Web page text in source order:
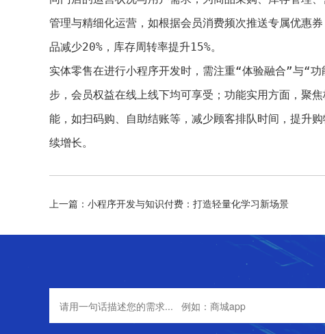
管理与精细化运营，如根据会员消费频次推送专属优惠
品减少20%，库存周转率提升15%。
实体零售在进行小程序开发时，需注重“体验融合”与“
步，会员权益在线上线下均可享受；功能实用方面，聚
能，如扫码购、自助结账等，减少顾客排队时间，提升
续增长。
上一篇：小程序开发与知识付费：打造轻量化学习新场景